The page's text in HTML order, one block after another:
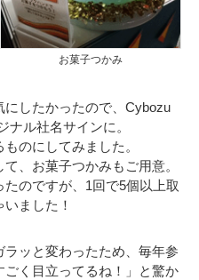
お菓子つかみ
したかったので、Cybozu
ナル社名サインに。
のにしてみました。
、お菓子つかみもご用意。
のですが、1回で5個以上取
ました！
ッと変わったため、毎年参
く目立ってるね！」と驚か